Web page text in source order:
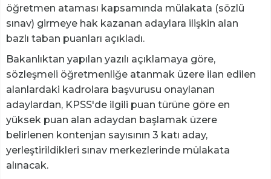
öğretmen ataması kapsamında mülakata (sözlü
sınav) girmeye hak kazanan adaylara ilişkin alan
bazlı taban puanları açıkladı.
Bakanlıktan yapılan yazılı açıklamaya göre,
sözleşmeli öğretmenliğe atanmak üzere ilan edilen
alanlardaki kadrolara başvurusu onaylanan
adaylardan, KPSS'de ilgili puan türüne göre en
yüksek puan alan adaydan başlamak üzere
belirlenen kontenjan sayısının 3 katı aday,
yerleştirildikleri sınav merkezlerinde mülakata
alınacak.